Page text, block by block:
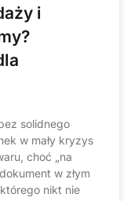
i
solidnego
w mały kryzys
choć „na
w złym
nikt nie